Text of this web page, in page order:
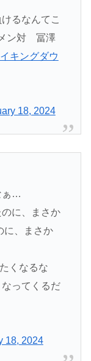
るなんてこ
ン対 冨澤
キングダウ
18, 2024
ぁ…
に、まさか
に、まさか
くなるな
ってくるだ
18, 2024